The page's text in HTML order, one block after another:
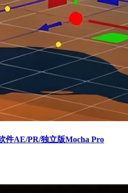
件AE/PR/独立版Mocha Pro